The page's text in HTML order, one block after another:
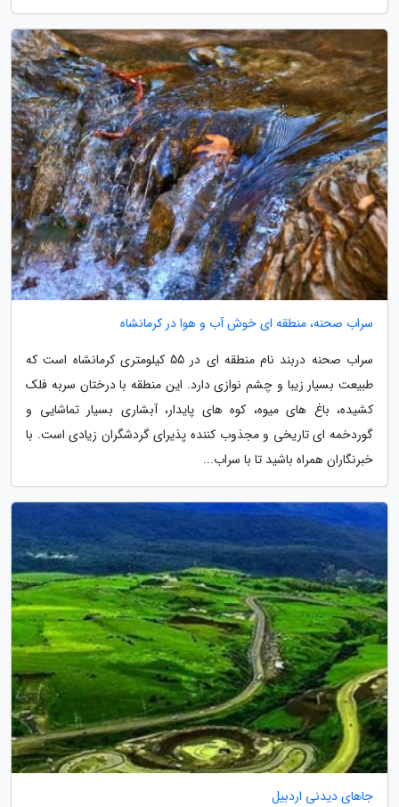
سراب صحنه، منطقه ای خوش آب و هوا در کرمانشاه
سراب صحنه دربند نام منطقه ای در 55 کیلومتری کرمانشاه است که
طبیعت بسیار زیبا و چشم نوازی دارد. این منطقه با درختان سربه فلک
کشیده، باغ های میوه، کوه های پایدار، آبشاری بسیار تماشایی و
گوردخمه ای تاریخی و مجذوب کننده پذیرای گردشگران زیادی است. با
خبرنگاران همراه باشید تا با سراب...
جاهای دیدنی اردبیل